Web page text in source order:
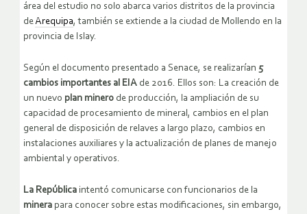
área del estudio no solo abarca varios distritos de la provincia
deArequipa, también se extiende a la ciudad de Mollendo en la
provincia de Islay.
Según el documento presentado a Senace, se realizarían 5
cambios importantes al EIA de 2016. Ellos son: La creación de
un nuevo plan minero de producción, la ampliación de su
capacidad de procesamiento de mineral, cambios en el plan
general de disposición de relaves a largo plazo, cambios en
instalaciones auxiliares y la actualización de planes de manejo
ambiental y operativos.
La República intentó comunicarse con funcionarios de la
minera para conocer sobre estas modificaciones, sin embargo,